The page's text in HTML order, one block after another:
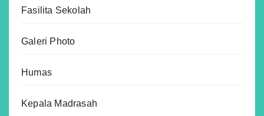
Fasilita Sekolah
Galeri Photo
Humas
Kepala Madrasah